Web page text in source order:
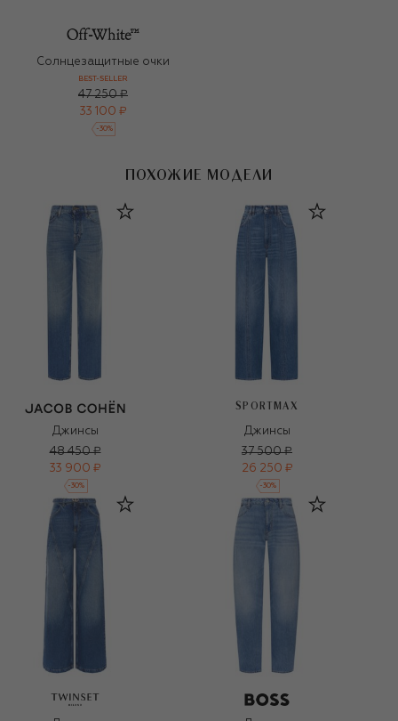
Солнцезащитные очки
BEST-SELLER
47 250 ₽
33 100 ₽
-30%
ПОХОЖИЕ МОДЕЛИ
Джинсы
48 450 ₽
33 900 ₽
-30%
SPORTMAX
Джинсы
37 500 ₽
26 250 ₽
-30%